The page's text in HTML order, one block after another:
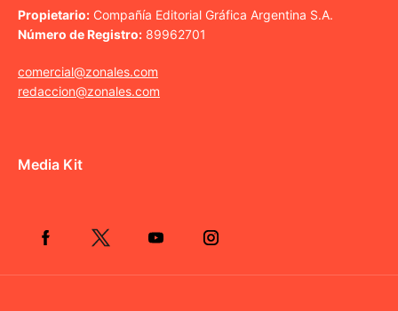
Propietario: Compañía Editorial Gráfica Argentina S.A.
Número de Registro: 89962701
comercial@zonales.com
redaccion@zonales.com
Media Kit